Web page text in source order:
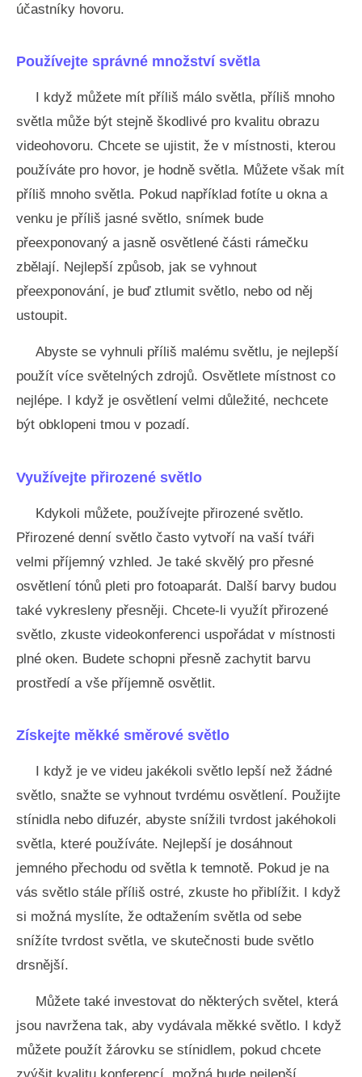
účastníky hovoru.
Používejte správné množství světla
I když můžete mít příliš málo světla, příliš mnoho
světla může být stejně škodlivé pro kvalitu obrazu
videohovoru. Chcete se ujistit, že v místnosti, kterou
používáte pro hovor, je hodně světla. Můžete však mít
příliš mnoho světla. Pokud například fotíte u okna a
venku je příliš jasné světlo, snímek bude
přeexponovaný a jasně osvětlené části rámečku
zbělají. Nejlepší způsob, jak se vyhnout
přeexponování, je buď ztlumit světlo, nebo od něj
ustoupit.
Abyste se vyhnuli příliš malému světlu, je nejlepší
použít více světelných zdrojů. Osvětlete místnost co
nejlépe. I když je osvětlení velmi důležité, nechcete
být obklopeni tmou v pozadí.
Využívejte přirozené světlo
Kdykoli můžete, používejte přirozené světlo.
Přirozené denní světlo často vytvoří na vaší tváři
velmi příjemný vzhled. Je také skvělý pro přesné
osvětlení tónů pleti pro fotoaparát. Další barvy budou
také vykresleny přesněji. Chcete-li využít přirozené
světlo, zkuste videokonferenci uspořádat v místnosti
plné oken. Budete schopni přesně zachytit barvu
prostředí a vše příjemně osvětlit.
Získejte měkké směrové světlo
I když je ve videu jakékoli světlo lepší než žádné
světlo, snažte se vyhnout tvrdému osvětlení. Použijte
stínidla nebo difuzér, abyste snížili tvrdost jakéhokoli
světla, které používáte. Nejlepší je dosáhnout
jemného přechodu od světla k temnotě. Pokud je na
vás světlo stále příliš ostré, zkuste ho přiblížit. I když
si možná myslíte, že odtažením světla od sebe
snížíte tvrdost světla, ve skutečnosti bude světlo
drsnější.
Můžete také investovat do některých světel, která
jsou navržena tak, aby vydávala měkké světlo. I když
můžete použít žárovku se stínidlem, pokud chcete